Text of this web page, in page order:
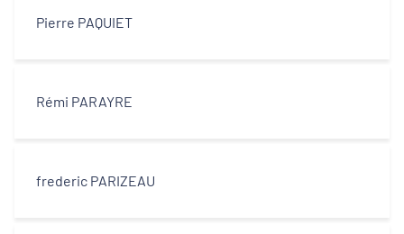
Pierre PAQUIET
Rémi PARAYRE
frederic PARIZEAU